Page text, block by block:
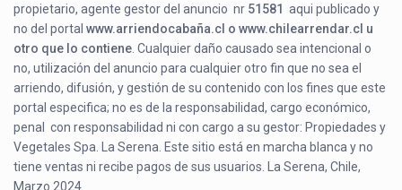
propietario, agente gestor del anuncio nr 51581 aqui publicado y
no del portalwww.arriendocabaña.cl o www.chilearrendar.cl u
otro que lo contiene . Cualquier daño causado sea intencional o
no, utilización del anuncio para cualquier otro fin que no sea el
arriendo, difusión, y gestión de su contenido con los fines que este
portal especifica; no es de la responsabilidad, cargo económico,
penal con responsabilidad ni con cargo a su gestor: Propiedades y
Vegetales Spa. La Serena. Este sitio está en marcha blanca y no
tiene ventas ni recibe pagos de sus usuarios. La Serena, Chile,
Marzo 2024